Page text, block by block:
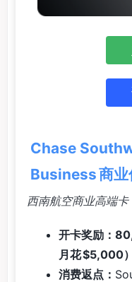
Chase
Business 商业
西南航空商业高端
开卡奖励：
月花 $5,000）
消费返点：